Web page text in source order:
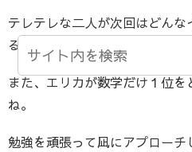
テレテレな二人が次回はどん
るのか、次回も楽しみです。
また、エリカが数学だけ１位
ね。
勉強を頑張って凪にアプロー